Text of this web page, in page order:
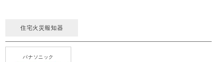
住宅火災報知器
パナソニック